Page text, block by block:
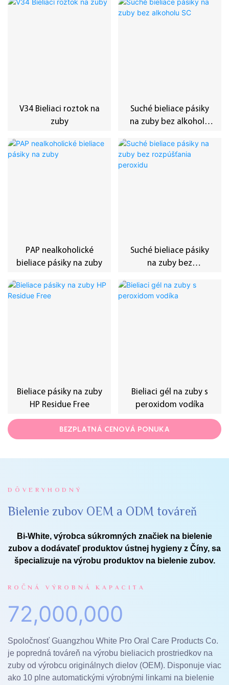
V34 Bieliaci roztok na
zuby
Suché bieliace pásiky
na zuby bez alkoholu
PAP nealkoholické
bieliace pásiky na zuby
Suché bieliace pásiky
na zuby bez
Bieliace pásiky na zuby
HP Residue Free
Bieliaci gél na zuby s
peroxidom vodíka
BEZPLATNÁ CENOVÁ PONUKA
DÔVERYHODNÝ
Bielenie zubov OEM a ODM továreň
Bi-White, výrobca súkromných značiek na bielenie
zubov a dodávateľ produktov ústnej hygieny z Číny, sa
špecializuje na výrobu produktov na bielenie zubov.
ROČNÁ VÝROBNÁ KAPACITA
72,000,000
Spoločnosť Guangzhou White Pro Oral Care Products Co.
je popredná továreň na výrobu bieliacich prostriedkov na
zuby od výrobcu originálnych dielov (OEM). Disponuje viac
ako 10 plne automatickými výrobnými linkami na bielenie